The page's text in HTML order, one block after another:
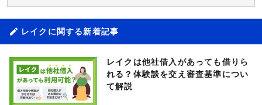
レイクに関する新着記事
レイクは他社借入があっても借りら
れる？体験談を交え審査基準につい
て解説